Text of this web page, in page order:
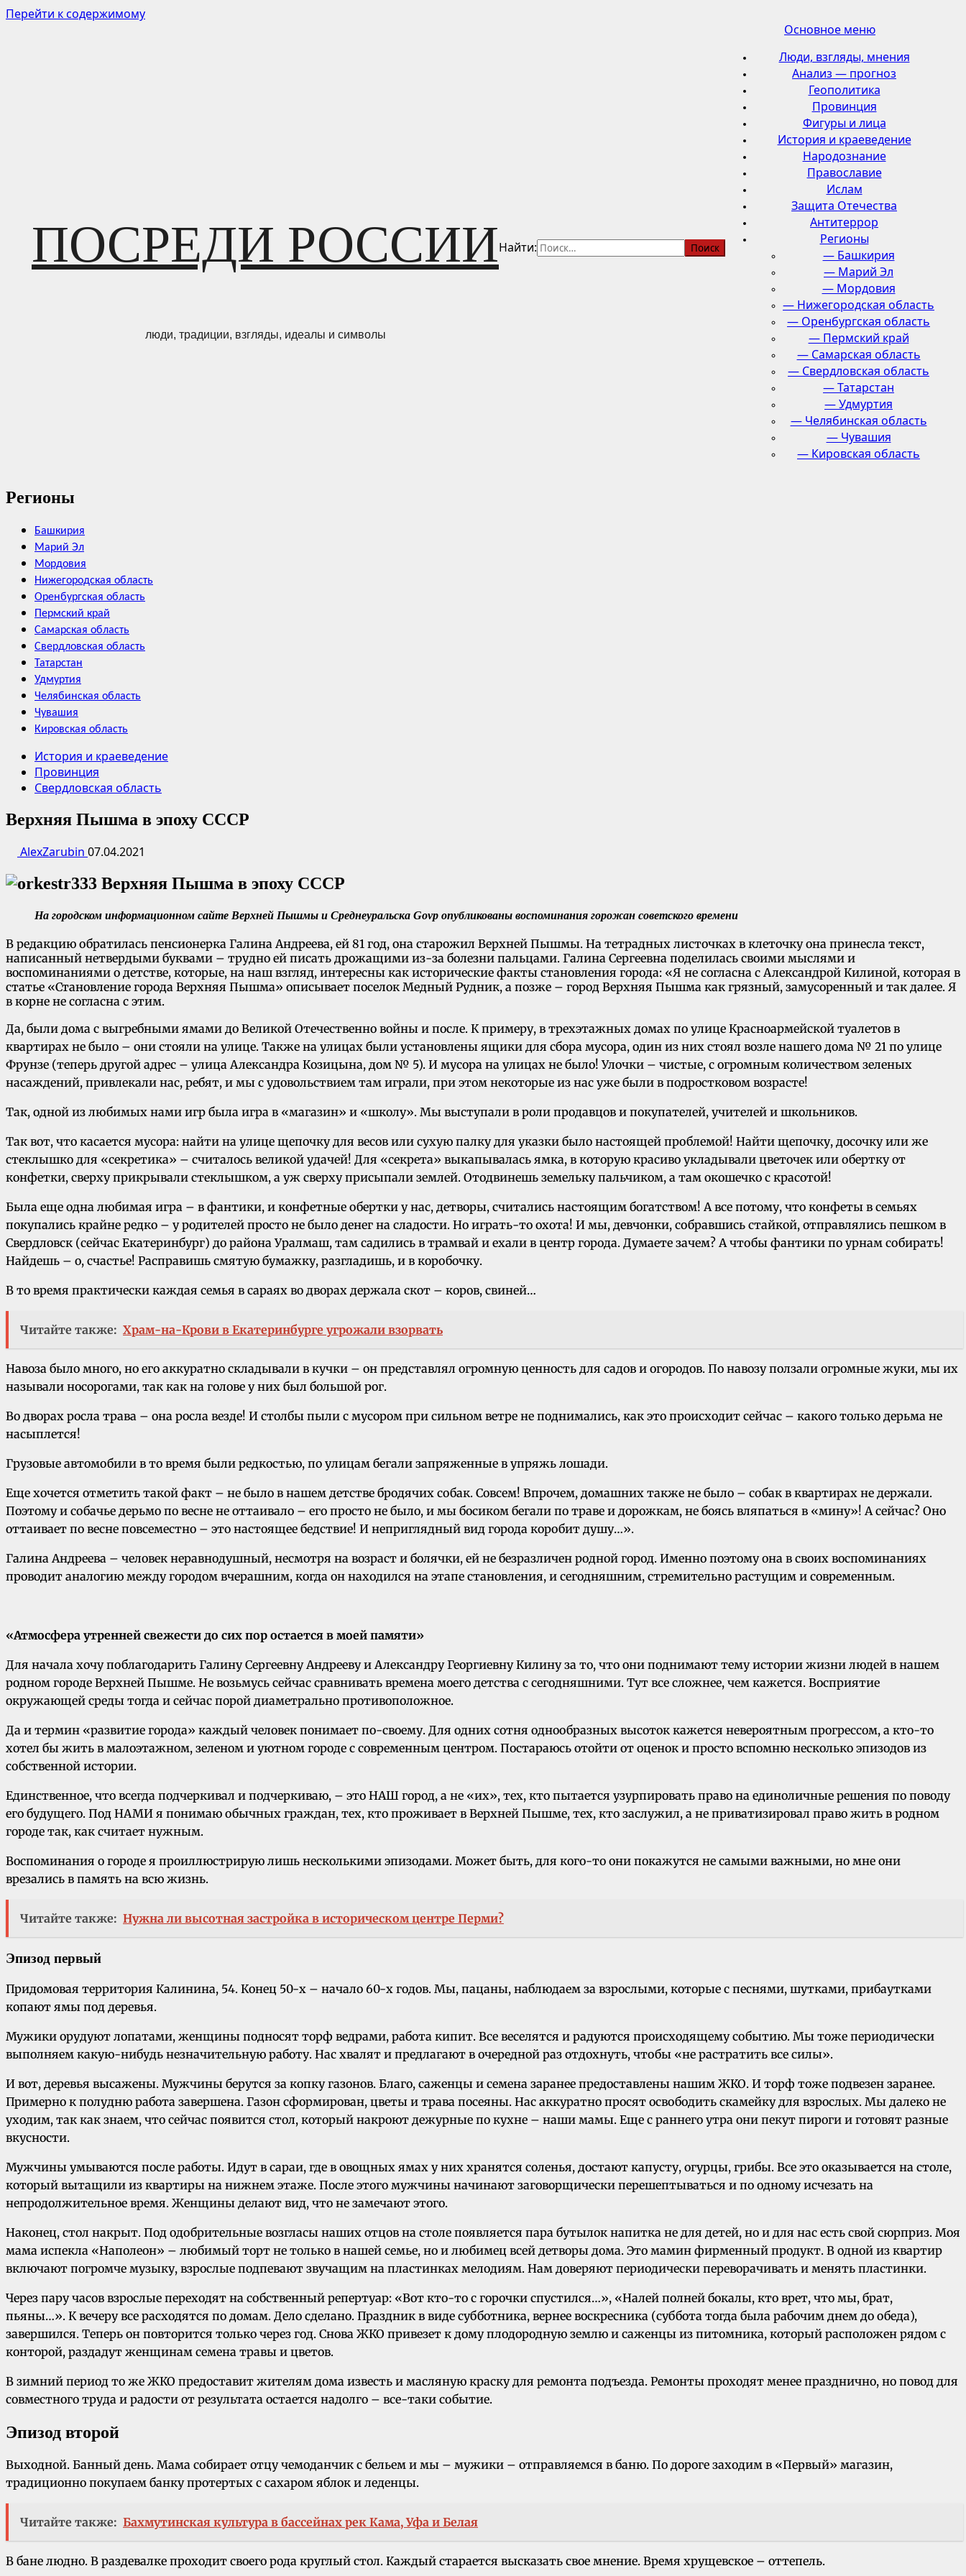
Перейти к содержимому
ПОСРЕДИ РОССИИ
люди, традиции, взгляды, идеалы и символы
Найти:
Основное меню
Люди, взгляды, мнения
Анализ — прогноз
Геополитика
Провинция
Фигуры и лица
История и краеведение
Народознание
Православие
Ислам
Защита Отечества
Антитеррор
Регионы
— Башкирия
— Марий Эл
— Мордовия
— Нижегородская область
— Оренбургская область
— Пермский край
— Самарская область
— Свердловская область
— Татарстан
— Удмуртия
— Челябинская область
— Чувашия
— Кировская область
Регионы
Башкирия
Марий Эл
Мордовия
Нижегородская область
Оренбургская область
Пермский край
Самарская область
Свердловская область
Татарстан
Удмуртия
Челябинская область
Чувашия
Кировская область
История и краеведение
Провинция
Свердловская область
Верхняя Пышма в эпоху СССР
AlexZarubin 07.04.2021
На городском информационном сайте Верхней Пышмы и Среднеуральска Govp опубликованы воспоминания горожан советского времени
В редакцию обратилась пенсионерка Галина Андреева, ей 81 год, она старожил Верхней Пышмы. На тетрадных листочках в клеточку она принесла текст,
написанный нетвердыми буквами – трудно ей писать дрожащими из-за болезни пальцами. Галина Сергеевна поделилась своими мыслями и
воспоминаниями о детстве, которые, на наш взгляд, интересны как исторические факты становления города: «Я не согласна с Александрой Килиной, которая в
статье «Становление города Верхняя Пышма» описывает поселок Медный Рудник, а позже – город Верхняя Пышма как грязный, замусоренный и так далее. Я
в корне не согласна с этим.
Да, были дома с выгребными ямами до Великой Отечественно войны и после. К примеру, в трехэтажных домах по улице Красноармейской туалетов в
квартирах не было – они стояли на улице. Также на улицах были установлены ящики для сбора мусора, один из них стоял возле нашего дома № 21 по улице
Фрунзе (теперь другой адрес – улица Александра Козицына, дом № 5). И мусора на улицах не было! Улочки – чистые, с огромным количеством зеленых
насаждений, привлекали нас, ребят, и мы с удовольствием там играли, при этом некоторые из нас уже были в подростковом возрасте!
Так, одной из любимых нами игр была игра в «магазин» и «школу». Мы выступали в роли продавцов и покупателей, учителей и школьников.
Так вот, что касается мусора: найти на улице щепочку для весов или сухую палку для указки было настоящей проблемой! Найти щепочку, досочку или же
стеклышко для «секретика» – считалось великой удачей! Для «секрета» выкапывалась ямка, в которую красиво укладывали цветочек или обертку от
конфетки, сверху прикрывали стеклышком, а уж сверху присыпали землей. Отодвинешь земельку пальчиком, а там окошечко с красотой!
Была еще одна любимая игра – в фантики, и конфетные обертки у нас, детворы, считались настоящим богатством! А все потому, что конфеты в семьях
покупались крайне редко – у родителей просто не было денег на сладости. Но играть-то охота! И мы, девчонки, собравшись стайкой, отправлялись пешком в
Свердловск (сейчас Екатеринбург) до района Уралмаш, там садились в трамвай и ехали в центр города. Думаете зачем? А чтобы фантики по урнам собирать!
Найдешь – о, счастье! Расправишь смятую бумажку, разгладишь, и в коробочку.
В то время практически каждая семья в сараях во дворах держала скот – коров, свиней…
Читайте также: Храм-на-Крови в Екатеринбурге угрожали взорвать
Навоза было много, но его аккуратно складывали в кучки – он представлял огромную ценность для садов и огородов. По навозу ползали огромные жуки, мы их
называли носорогами, так как на голове у них был большой рог.
Во дворах росла трава – она росла везде! И столбы пыли с мусором при сильном ветре не поднимались, как это происходит сейчас – какого только дерьма не
насыплется!
Грузовые автомобили в то время были редкостью, по улицам бегали запряженные в упряжь лошади.
Еще хочется отметить такой факт – не было в нашем детстве бродячих собак. Совсем! Впрочем, домашних также не было – собак в квартирах не держали.
Поэтому и собачье дерьмо по весне не оттаивало – его просто не было, и мы босиком бегали по траве и дорожкам, не боясь вляпаться в «мину»! А сейчас? Оно
оттаивает по весне повсеместно – это настоящее бедствие! И неприглядный вид города коробит душу…».
Галина Андреева – человек неравнодушный, несмотря на возраст и болячки, ей не безразличен родной город. Именно поэтому она в своих воспоминаниях
проводит аналогию между городом вчерашним, когда он находился на этапе становления, и сегодняшним, стремительно растущим и современным.
«Атмосфера утренней свежести до сих пор остается в моей памяти»
Для начала хочу поблагодарить Галину Сергеевну Андрееву и Александру Георгиевну Килину за то, что они поднимают тему истории жизни людей в нашем
родном городе Верхней Пышме. Не возьмусь сейчас сравнивать времена моего детства с сегодняшними. Тут все сложнее, чем кажется. Восприятие
окружающей среды тогда и сейчас порой диаметрально противоположное.
Да и термин «развитие города» каждый человек понимает по-своему. Для одних сотня однообразных высоток кажется невероятным прогрессом, а кто-то
хотел бы жить в малоэтажном, зеленом и уютном городе с современным центром. Постараюсь отойти от оценок и просто вспомню несколько эпизодов из
собственной истории.
Единственное, что всегда подчеркивал и подчеркиваю, – это НАШ город, а не «их», тех, кто пытается узурпировать право на единоличные решения по поводу
его будущего. Под НАМИ я понимаю обычных граждан, тех, кто проживает в Верхней Пышме, тех, кто заслужил, а не приватизировал право жить в родном
городе так, как считает нужным.
Воспоминания о городе я проиллюстрирую лишь несколькими эпизодами. Может быть, для кого-то они покажутся не самыми важными, но мне они
врезались в память на всю жизнь.
Читайте также: Нужна ли высотная застройка в историческом центре Перми?
Эпизод первый
Придомовая территория Калинина, 54. Конец 50-х – начало 60-х годов. Мы, пацаны, наблюдаем за взрослыми, которые с песнями, шутками, прибаутками
копают ямы под деревья.
Мужики орудуют лопатами, женщины подносят торф ведрами, работа кипит. Все веселятся и радуются происходящему событию. Мы тоже периодически
выполняем какую-нибудь незначительную работу. Нас хвалят и предлагают в очередной раз отдохнуть, чтобы «не растратить все силы».
И вот, деревья высажены. Мужчины берутся за копку газонов. Благо, саженцы и семена заранее предоставлены нашим ЖКО. И торф тоже подвезен заранее.
Примерно к полудню работа завершена. Газон сформирован, цветы и трава посеяны. Нас аккуратно просят освободить скамейку для взрослых. Мы далеко не
уходим, так как знаем, что сейчас появится стол, который накроют дежурные по кухне – наши мамы. Еще с раннего утра они пекут пироги и готовят разные
вкусности.
Мужчины умываются после работы. Идут в сараи, где в овощных ямах у них хранятся соленья, достают капусту, огурцы, грибы. Все это оказывается на столе,
который вытащили из квартиры на нижнем этаже. После этого мужчины начинают заговорщически перешептываться и по одному исчезать на
непродолжительное время. Женщины делают вид, что не замечают этого.
Наконец, стол накрыт. Под одобрительные возгласы наших отцов на столе появляется пара бутылок напитка не для детей, но и для нас есть свой сюрприз. Моя
мама испекла «Наполеон» – любимый торт не только в нашей семье, но и любимец всей детворы дома. Это мамин фирменный продукт. В одной из квартир
включают погромче музыку, взрослые подпевают звучащим на пластинках мелодиям. Нам доверяют периодически переворачивать и менять пластинки.
Через пару часов взрослые переходят на собственный репертуар: «Вот кто-то с горочки спустился…», «Налей полней бокалы, кто врет, что мы, брат,
пьяны…». К вечеру все расходятся по домам. Дело сделано. Праздник в виде субботника, вернее воскресника (суббота тогда была рабочим днем до обеда),
завершился. Теперь он повторится только через год. Снова ЖКО привезет к дому плодородную землю и саженцы из питомника, который расположен рядом с
конторой, раздадут женщинам семена травы и цветов.
В зимний период то же ЖКО предоставит жителям дома известь и масляную краску для ремонта подъезда. Ремонты проходят менее празднично, но повод для
совместного труда и радости от результата остается надолго – все-таки событие.
Эпизод второй
Выходной. Банный день. Мама собирает отцу чемоданчик с бельем и мы – мужики – отправляемся в баню. По дороге заходим в «Первый» магазин,
традиционно покупаем банку протертых с сахаром яблок и леденцы.
Читайте также: Бахмутинская культура в бассейнах рек Кама, Уфа и Белая
В бане людно. В раздевалке проходит своего рода круглый стол. Каждый старается высказать свое мнение. Время хрущевское – оттепель.